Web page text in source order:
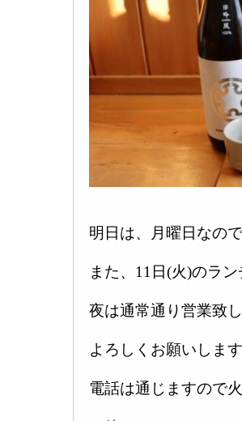
明日は、月曜日なの
また、11日(火)のラ
夜は通常通り営業致し
よろしくお願いしま
電話は通じますので